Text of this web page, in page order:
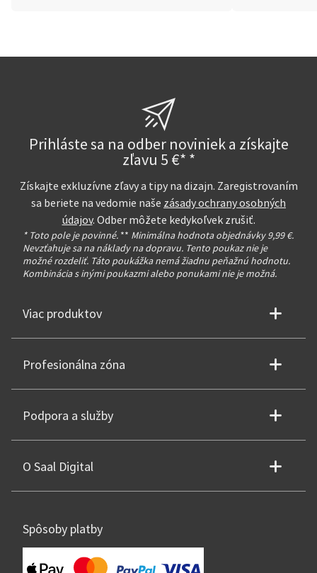
Prihláste sa na odber noviniek a získajte
zľavu 5 €* *
Získajte exkluzívne zľavy a tipy na dizajn. Zaregistrovaním
sa beriete na vedomie naše zásady ochrany osobných
údajov. Odber môžete kedykoľvek zrušiť.
* Toto pole je povinné. ** Minimálna hodnota objednávky 9,99 €.
Nevzťahuje sa na náklady na dopravu. Tento poukaz nie je
možné rozdeliť. Táto poukážka nemá žiadnu peňažnú hodnotu.
Kombinácia s inými poukazmi alebo ponukami nie je možná.
Viac produktov
Profesionálna zóna
Podpora a služby
O Saal Digital
Spôsoby platby